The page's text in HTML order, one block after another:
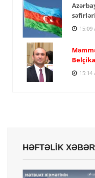
səfirləri
15:09
15:14
HƏFTƏLİK